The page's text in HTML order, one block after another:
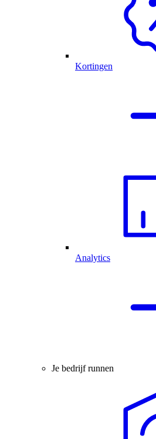
Kortingen
Analytics
Je bedrijf runnen